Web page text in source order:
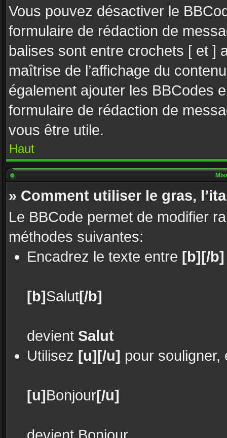
Vous pouvez désactiver le
formulaire de rédaction de
balises sont entre crochets [ et ]
maîtrise de l’affichage du
également ajouter les BBCodes
formulaire de rédaction de
vous être utile.
Haut
» Comment utiliser le gras,
Le BBCode permet de modifier
méthodes suivantes:
Encadrez le texte entre [b][/b]
[b]Salut[/b]
devient Salut
Utilisez [u][/u] pour souligner,
[u]Bonjour[/u]